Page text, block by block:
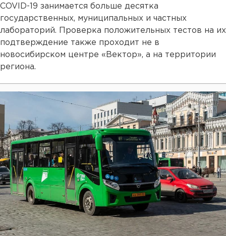
COVID-19 занимается больше десятка
государственных, муниципальных и частных
лабораторий. Проверка положительных тестов на их
подтверждение также проходит не в
новосибирском центре «Вектор», а на территории
региона.